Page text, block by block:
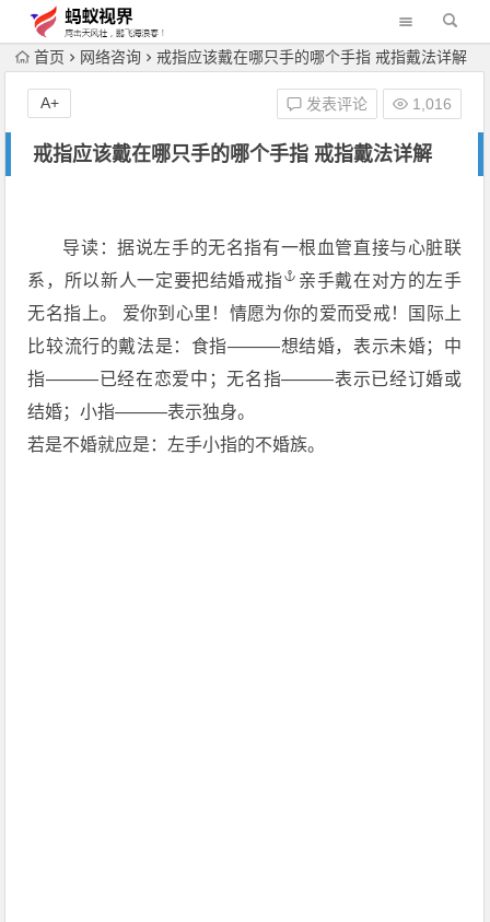
首页 网络咨询 戒指应该戴在哪只手的哪个手指 戒指戴法详解
戒指应该戴在哪只手的哪个手指 戒指戴法详解
发表评论 1,016
A+
导读：据说左手的无名指有一根血管直接与心脏联
系，所以新人一定要把结婚戒指
亲手戴在对方的左手
无名指上。 爱你到心里！情愿为你的爱而受戒！国际上
比较流行的戴法是：食指———想结婚，表示未婚；中
指———已经在恋爱中；无名指———表示已经订婚或
结婚；小指———表示独身。
若是不婚就应是：左手小指的不婚族。